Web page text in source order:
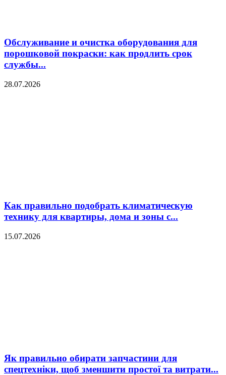
Обслуживание и очистка оборудования для
порошковой покраски: как продлить срок
службы...
28.07.2026
Как правильно подобрать климатическую
технику для квартиры, дома и зоны с...
15.07.2026
Як правильно обирати запчастини для
спецтехніки, щоб зменшити простої та витрати...